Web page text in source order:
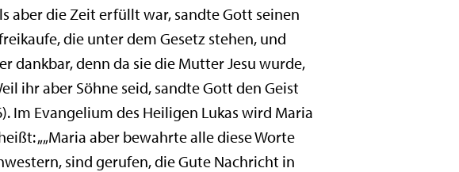
aber die Zeit erfüllt war, sandte Gott seinen
die unter dem Gesetz stehen, und
dankbar, denn da sie die Mutter Jesu wurde,
ihr aber Söhne seid, sandte Gott den Geist
Im Evangelium des Heiligen Lukas wird Maria
„„Maria aber bewahrte alle diese Worte
sind gerufen, die Gute Nachricht in